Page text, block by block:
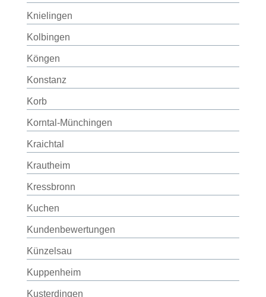
Knielingen
Kolbingen
Köngen
Konstanz
Korb
Korntal-Münchingen
Kraichtal
Krautheim
Kressbronn
Kuchen
Kundenbewertungen
Künzelsau
Kuppenheim
Kusterdingen